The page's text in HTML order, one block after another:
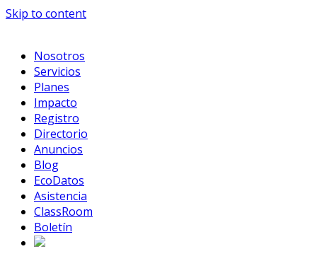
Skip to content
Nosotros
Servicios
Planes
Impacto
Registro
Directorio
Anuncios
Blog
EcoDatos
Asistencia
ClassRoom
Boletín